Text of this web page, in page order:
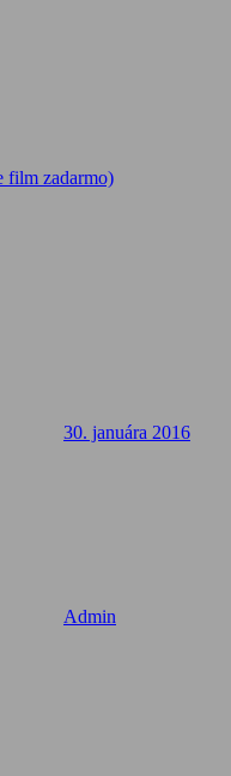
film zadarmo)
30. januára 2016
Admin